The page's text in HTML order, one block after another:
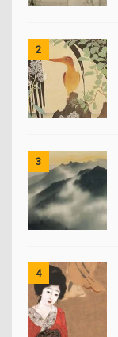
2
3
4